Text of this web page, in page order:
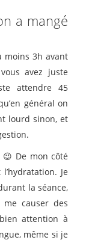
a mangé
moins 3h avant
avez juste
attendre 45
général on
lourd sinon, et
😉 De mon côté
Je
la séance,
causer des
attention à
même si je